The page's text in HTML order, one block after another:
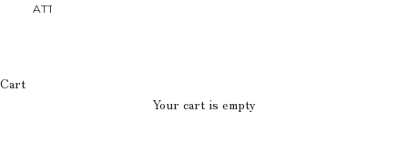
ATTACHMENT
Cart
Your cart is empty